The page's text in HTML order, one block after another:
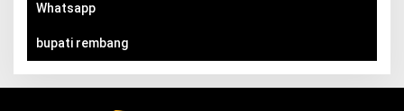
Whatsapp
bupati rembang